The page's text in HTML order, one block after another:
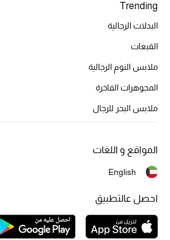
العناية بالبشرة
مستحضرات العناية
مستحضرات الاستحمام والعناية بالجسم
الجمال في بلوميز
دليل مستلزمات الجمال
Trending
البدلات الرجالية
القبعات
ملابس النوم الرجالية
المجوهرات الفاخرة
ملابس البحر للرجال
المواقع و اللغات
English
احصل عالتطبيق